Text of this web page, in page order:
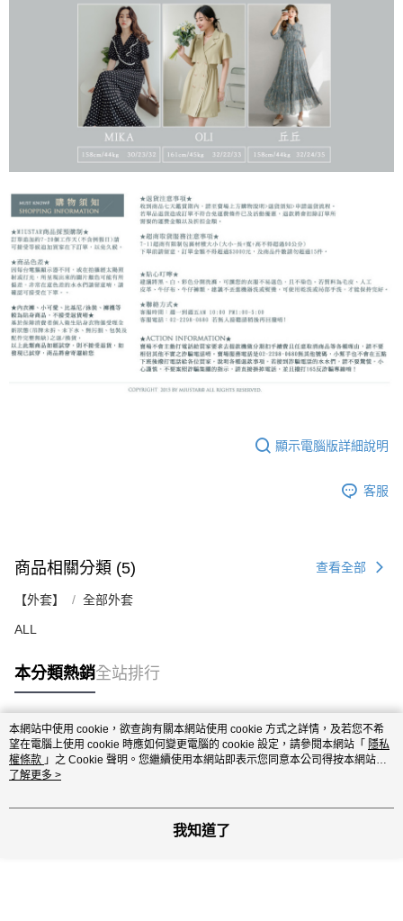
顯示電腦版詳細說明
客服
商品相關分類 (5) 查看全部
【外套】 全部外套
ALL
本分類熱銷全站排行
熱門標籤
本網站中使用 cookie，欲查詢有關本網站使用 cookie 方式之詳情，及若您不希
望在電腦上使用 cookie 時應如何變更電腦的 cookie 設定，請參閱本網站「 隱私
權條款 」之 Cookie 聲明。您繼續使用本網站即表示您同意本公司得按本網站使
用條款之 Cookie 聲明使用 cookie。
了解更多 >
我知道了